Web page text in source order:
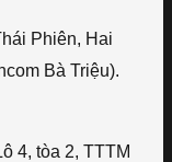
Phiên, Hai
Bà Triệu).
4, tòa 2, TTTM